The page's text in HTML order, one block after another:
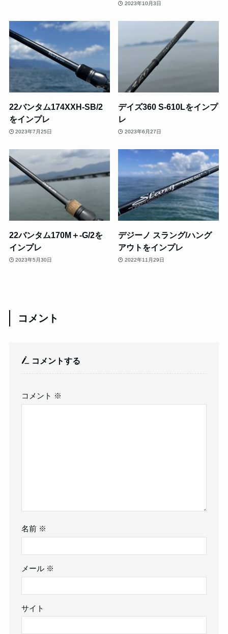
2023年10月3日
22バンタム174XXH-SB/2
をインプレ
2023年7月25日
デイズ360 S-610Lをインプ
レ
2023年6月27日
22バンタム170M＋-G/2を
インプレ
2023年5月30日
デジーノ スラング/ハング
アウトをインプレ
2022年11月29日
コメント
コメントする
コメント ※
名前 ※
メール ※
サイト